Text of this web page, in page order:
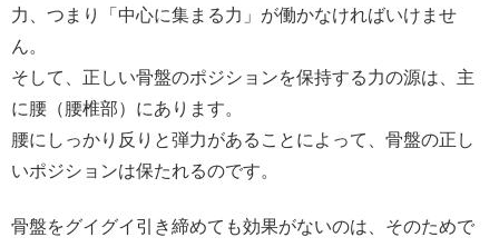
力、つまり「中心に集まる力」が働かなければいけませ
ん。
そして、正しい骨盤のポジションを保持する力の源は、主
に腰（腰椎部）にあります。
腰にしっかり反りと弾力があることによって、骨盤の正し
いポジションは保たれるのです。
骨盤をグイグイ引き締めても効果がないのは、そのためで